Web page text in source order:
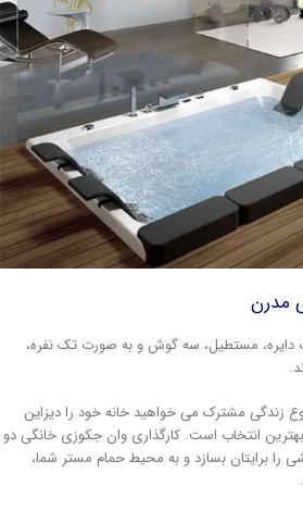
مستطیل، سه گوش و به صورت تک نفره،
مشترک می خواهید خانه خود را دیزاین
انتخاب است. کارگذاری وان جکوزی خانگی دو
برایتان بسازد و به محیط حمام مستر شما،